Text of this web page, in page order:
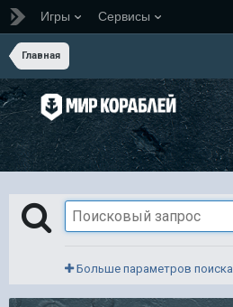
Игры Сервисы
Главная
Больше параметров поиска